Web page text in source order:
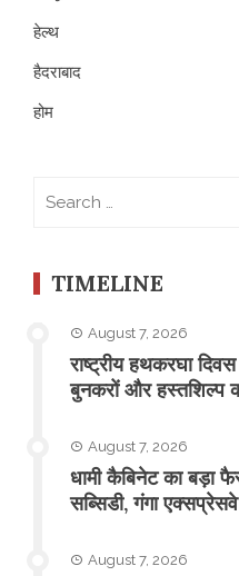
हेल्थ
हैदराबाद
होम
TIMELINE
August 7, 2026
राष्ट्रीय हथकरघा
बुनकरों और हस्तशिल्प
August 7, 2026
​धामी कैबिनेट का बड़ा
सब्सिडी, गंगा एक्सप्रेसवे
August 7, 2026